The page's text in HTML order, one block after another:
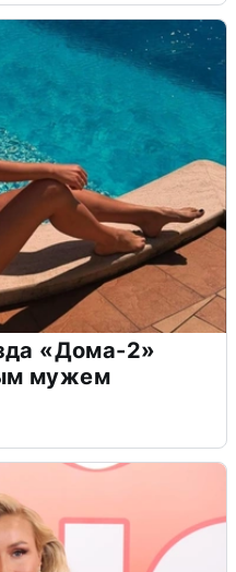
«Дома-2»
мужем